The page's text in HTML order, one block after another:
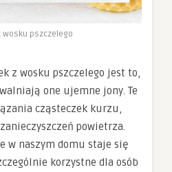
wosku pszczelego
z wosku pszczelego jest to,
one ujemne jony. Te
cząsteczek kurzu,
powietrza.
w naszym domu staje się
korzystne dla osób